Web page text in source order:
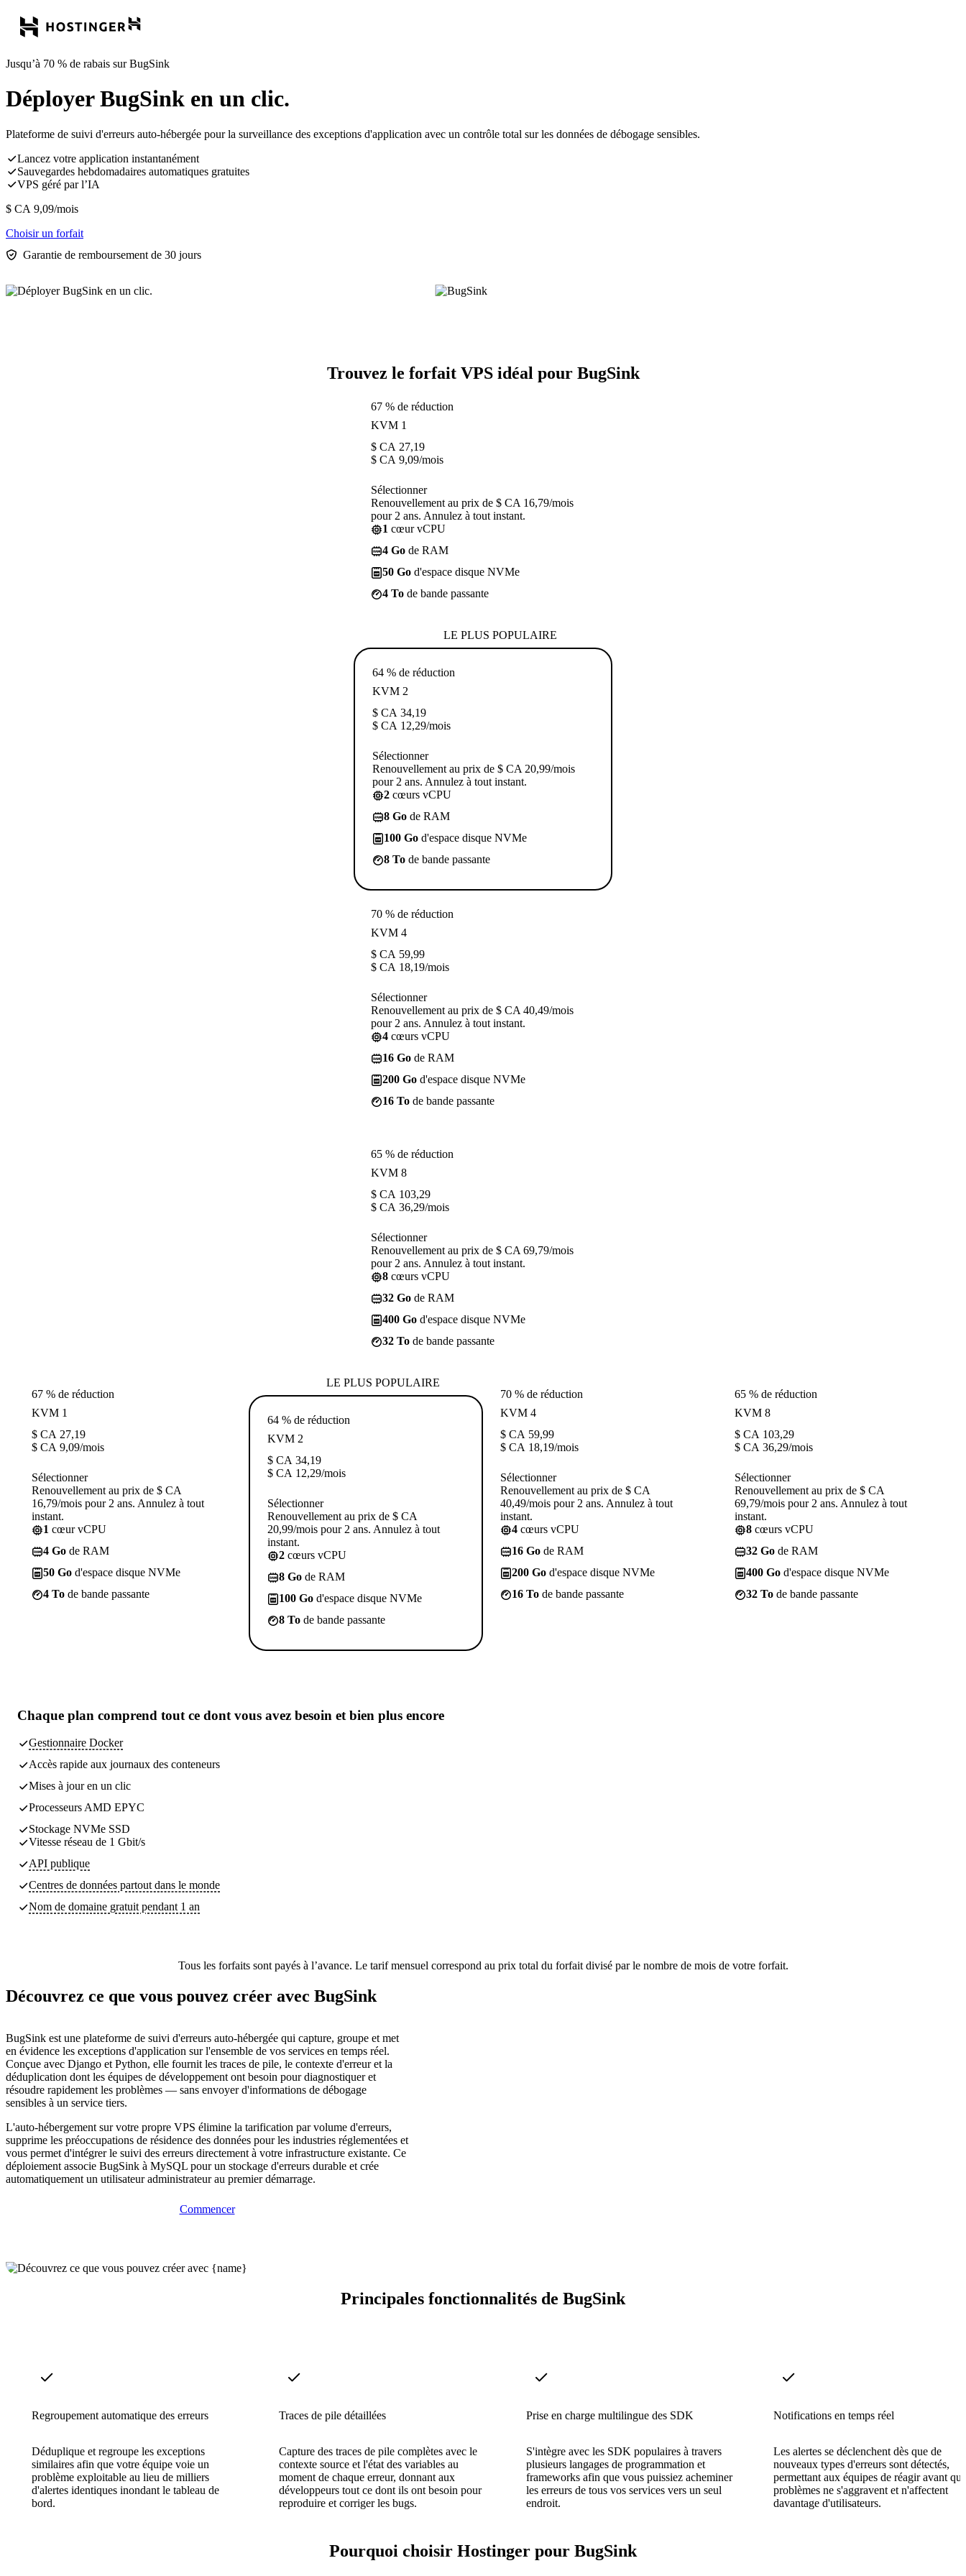
Jusqu’à 70 % de rabais sur BugSink
Déployer BugSink en un clic.
Plateforme de suivi d'erreurs auto-hébergée pour la surveillance des exceptions d'application avec un contrôle total sur les données de débogage sensibles.
Lancez votre application instantanément
Sauvegardes hebdomadaires automatiques gratuites
VPS géré par l’IA
$ CA 9,09/mois
Choisir un forfait
Garantie de remboursement de 30 jours
Trouvez le forfait VPS idéal pour BugSink
67 % de réduction
KVM 1
$ CA 27,19
$ CA 9,09/mois
Sélectionner
Renouvellement au prix de $ CA 16,79/mois
pour 2 ans. Annulez à tout instant.
1 cœur vCPU
4 Go de RAM
50 Go d'espace disque NVMe
4 To de bande passante
LE PLUS POPULAIRE
64 % de réduction
KVM 2
$ CA 34,19
$ CA 12,29/mois
Sélectionner
Renouvellement au prix de $ CA 20,99/mois
pour 2 ans. Annulez à tout instant.
2 cœurs vCPU
8 Go de RAM
100 Go d'espace disque NVMe
8 To de bande passante
70 % de réduction
KVM 4
$ CA 59,99
$ CA 18,19/mois
Sélectionner
Renouvellement au prix de $ CA 40,49/mois
pour 2 ans. Annulez à tout instant.
4 cœurs vCPU
16 Go de RAM
200 Go d'espace disque NVMe
16 To de bande passante
65 % de réduction
KVM 8
$ CA 103,29
$ CA 36,29/mois
Sélectionner
Renouvellement au prix de $ CA 69,79/mois
pour 2 ans. Annulez à tout instant.
8 cœurs vCPU
32 Go de RAM
400 Go d'espace disque NVMe
32 To de bande passante
67 % de réduction
KVM 1
$ CA 27,19
$ CA 9,09/mois
Sélectionner
Renouvellement au prix de $ CA
16,79/mois pour 2 ans. Annulez à tout
instant.
1 cœur vCPU
4 Go de RAM
50 Go d'espace disque NVMe
4 To de bande passante
LE PLUS POPULAIRE
64 % de réduction
KVM 2
$ CA 34,19
$ CA 12,29/mois
Sélectionner
Renouvellement au prix de $ CA
20,99/mois pour 2 ans. Annulez à tout
instant.
2 cœurs vCPU
8 Go de RAM
100 Go d'espace disque NVMe
8 To de bande passante
70 % de réduction
KVM 4
$ CA 59,99
$ CA 18,19/mois
Sélectionner
Renouvellement au prix de $ CA
40,49/mois pour 2 ans. Annulez à tout
instant.
4 cœurs vCPU
16 Go de RAM
200 Go d'espace disque NVMe
16 To de bande passante
65 % de réduction
KVM 8
$ CA 103,29
$ CA 36,29/mois
Sélectionner
Renouvellement au prix de $ CA
69,79/mois pour 2 ans. Annulez à tout
instant.
8 cœurs vCPU
32 Go de RAM
400 Go d'espace disque NVMe
32 To de bande passante
Chaque plan comprend tout ce dont vous avez besoin et bien plus encore
Gestionnaire Docker
Accès rapide aux journaux des conteneurs
Mises à jour en un clic
Processeurs AMD EPYC
Stockage NVMe SSD
Vitesse réseau de 1 Gbit/s
API publique
Centres de données partout dans le monde
Nom de domaine gratuit pendant 1 an
Tous les forfaits sont payés à l’avance. Le tarif mensuel correspond au prix total du forfait divisé par le nombre de mois de votre forfait.
Découvrez ce que vous pouvez créer avec BugSink
BugSink est une plateforme de suivi d'erreurs auto-hébergée qui capture, groupe et met
en évidence les exceptions d'application sur l'ensemble de vos services en temps réel.
Conçue avec Django et Python, elle fournit les traces de pile, le contexte d'erreur et la
déduplication dont les équipes de développement ont besoin pour diagnostiquer et
résoudre rapidement les problèmes — sans envoyer d'informations de débogage
sensibles à un service tiers.
L'auto-hébergement sur votre propre VPS élimine la tarification par volume d'erreurs,
supprime les préoccupations de résidence des données pour les industries réglementées et
vous permet d'intégrer le suivi des erreurs directement à votre infrastructure existante. Ce
déploiement associe BugSink à MySQL pour un stockage d'erreurs durable et crée
automatiquement un utilisateur administrateur au premier démarrage.
Commencer
Principales fonctionnalités de BugSink
Regroupement automatique des erreurs
Déduplique et regroupe les exceptions
similaires afin que votre équipe voie un
problème exploitable au lieu de milliers
d'alertes identiques inondant le tableau de
bord.
Traces de pile détaillées
Capture des traces de pile complètes avec le
contexte source et l'état des variables au
moment de chaque erreur, donnant aux
développeurs tout ce dont ils ont besoin pour
reproduire et corriger les bugs.
Prise en charge multilingue des SDK
S'intègre avec les SDK populaires à travers
plusieurs langages de programmation et
frameworks afin que vous puissiez acheminer
les erreurs de tous vos services vers un seul
endroit.
Notifications en temps réel
Les alertes se déclenchent dès que de
nouveaux types d'erreurs sont détectés,
permettant aux équipes de réagir avant
problèmes ne s'aggravent et n'affectent
davantage d'utilisateurs.
Pourquoi choisir Hostinger pour BugSink